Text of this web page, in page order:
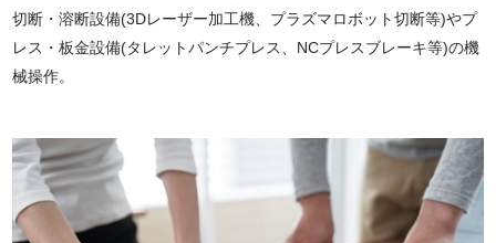
切断・溶断設備(3Dレーザー加工機、プラズマロボット切断等)やプ
レス・板金設備(タレットパンチプレス、NCプレスブレーキ等)の機
械操作。